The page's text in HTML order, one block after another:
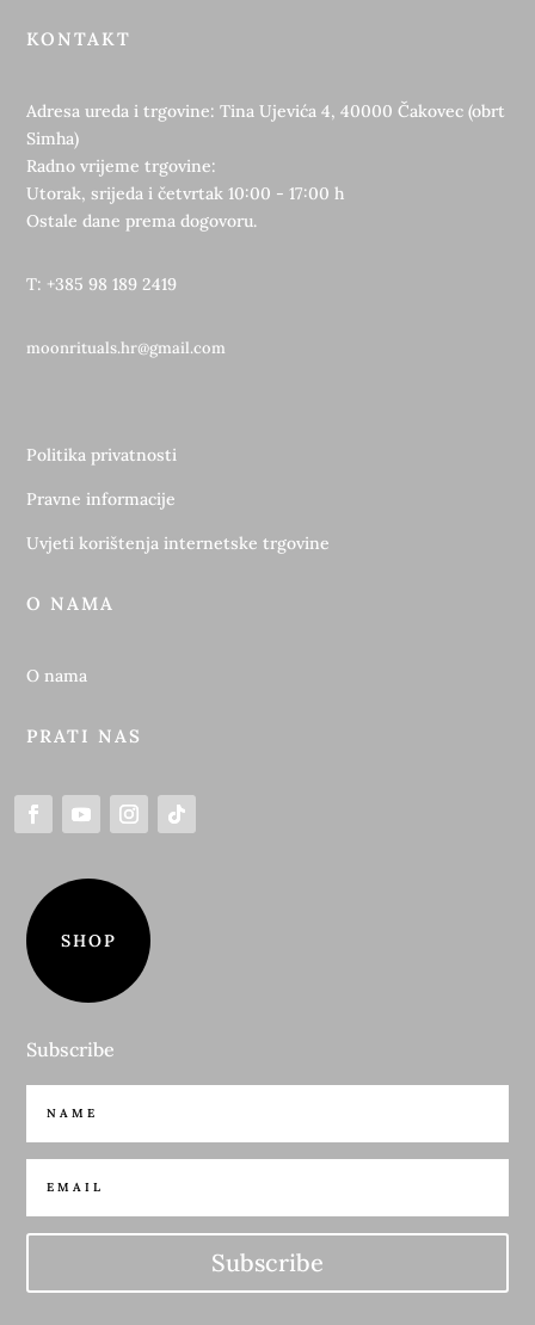
KONTAKT
Adresa ureda i trgovine: Tina Ujevića 4, 40000 Čakovec (obrt
Simha)
Radno vrijeme trgovine:
Utorak, srijeda i četvrtak 10:00 - 17:00 h
Ostale dane prema dogovoru.
T: +385 98 189 2419
moonrituals.hr@gmail.com
Politika privatnosti
Pravne informacije
Uvjeti korištenja internetske trgovine
O NAMA
O nama
PRATI NAS
SHOP
Subscribe
Subscribe